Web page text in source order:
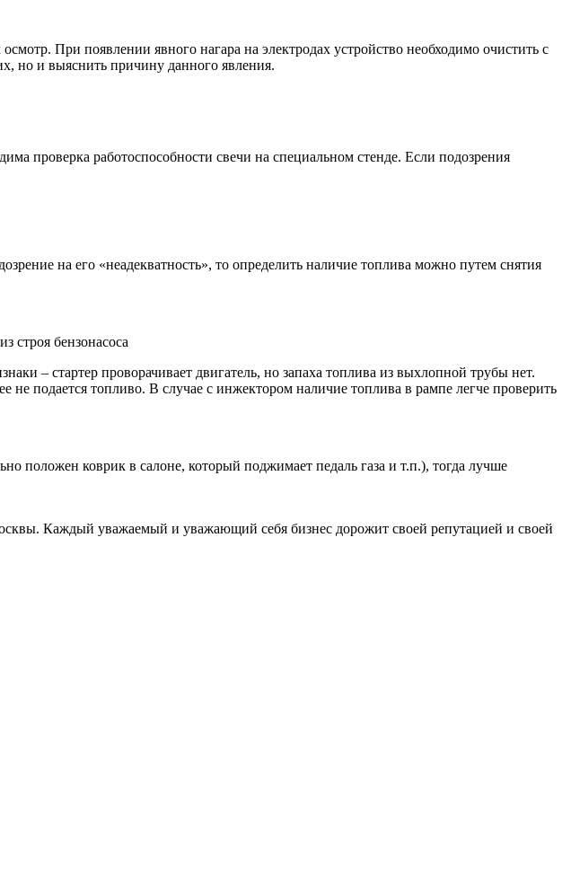
При появлении явного нагара на электродах устройство необходимо очистить с
но и выяснить причину данного явления.
проверка работоспособности свечи на специальном стенде. Если подозрения
на его «неадекватность», то определить наличие топлива можно путем снятия
строя бензонасоса
– стартер проворачивает двигатель, но запаха топлива из выхлопной трубы нет.
подается топливо. В случае с инжектором наличие топлива в рампе легче проверить
положен коврик в салоне, который поджимает педаль газа и т.п.), тогда лучше
Каждый уважаемый и уважающий себя бизнес дорожит своей репутацией и своей